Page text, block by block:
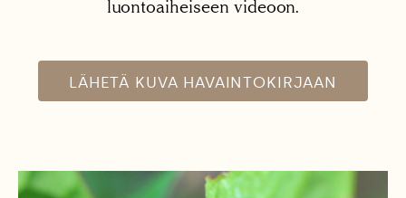
luontoaiheiseen videoon.
LÄHETÄ KUVA HAVAINTOKIRJAAN